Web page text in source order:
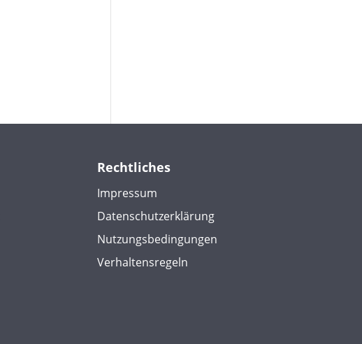
Rechtliches
Impressum
Datenschutzerklärung
Nutzungsbedingungen
Verhaltensregeln